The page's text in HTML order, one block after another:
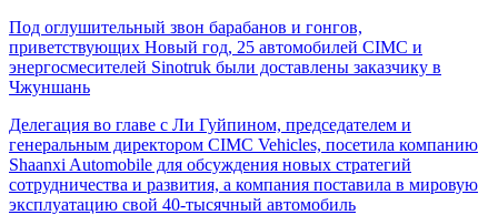
Под оглушительный звон барабанов и гонгов,
приветствующих Новый год, 25 автомобилей CIMC и
энергосмесителей Sinotruk были доставлены заказчику в
Чжуншань
Делегация во главе с Ли Гуйпином, председателем и
генеральным директором CIMC Vehicles, посетила компанию
Shaanxi Automobile для обсуждения новых стратегий
сотрудничества и развития, а компания поставила в мировую
эксплуатацию свой 40-тысячный автомобиль